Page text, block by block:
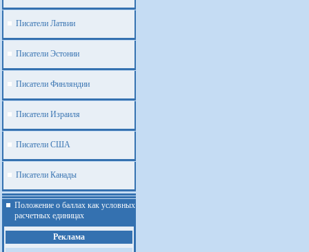
Писатели Латвии
Писатели Эстонии
Писатели Финляндии
Писатели Израиля
Писатели США
Писатели Канады
Положение о баллах как условных
расчетных единицах
Реклама